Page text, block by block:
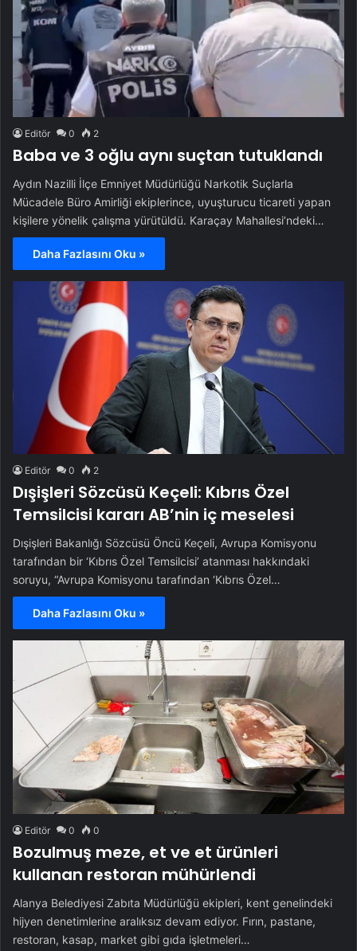
Editör 0 2
Baba ve 3 oğlu aynı suçtan tutuklandı
Aydın Nazilli İlçe Emniyet Müdürlüğü Narkotik Suçlarla
Mücadele Büro Amirliği ekiplerince, uyuşturucu ticareti yapan
kişilere yönelik çalışma yürütüldü. Karaçay Mahallesi’ndeki…
Daha Fazlasını Oku »
Editör 0 2
Dışişleri Sözcüsü Keçeli: Kıbrıs Özel
Temsilcisi kararı AB’nin iç meselesi
Dışişleri Bakanlığı Sözcüsü Öncü Keçeli, Avrupa Komisyonu
tarafından bir ‘Kıbrıs Özel Temsilcisi’ atanması hakkındaki
soruyu, “Avrupa Komisyonu tarafından ‘Kıbrıs Özel…
Daha Fazlasını Oku »
Editör 0 0
Bozulmuş meze, et ve et ürünleri
kullanan restoran mühürlendi
Alanya Belediyesi Zabıta Müdürlüğü ekipleri, kent genelindeki
hijyen denetimlerine aralıksız devam ediyor. Fırın, pastane,
restoran, kasap, market gibi gıda işletmeleri…